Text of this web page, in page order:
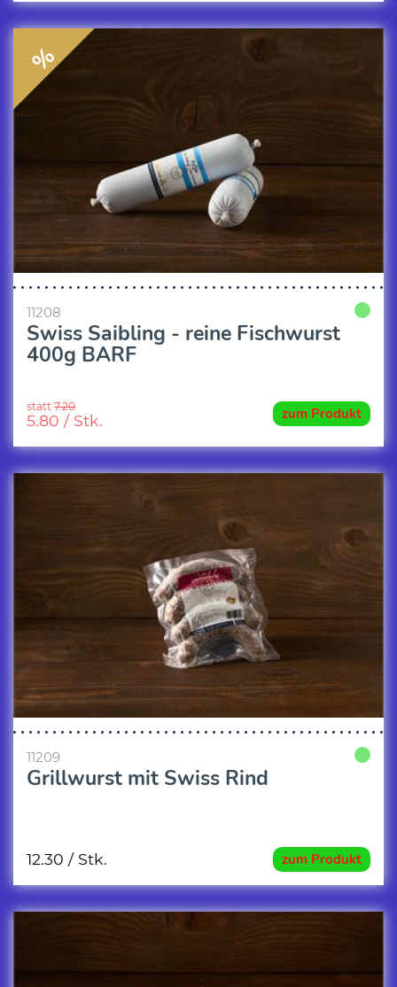
%
11208
Swiss Saibling - reine Fischwurst
400g BARF
zum Produkt
statt 7.20
5.80 / Stk.
11209
Grillwurst mit Swiss Rind
zum Produkt
12.30 / Stk.